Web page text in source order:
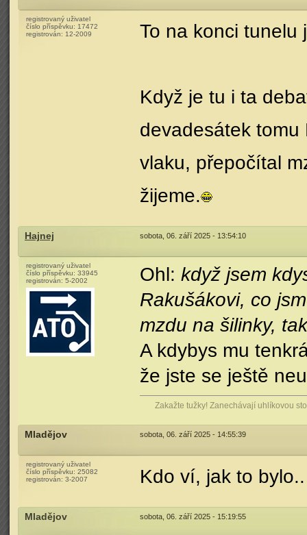
registrovaný uživatel
číslo příspěvku: 17472
registrován: 12-2009 To na konci tunelu
Když je tu i ta
devadesátek tomu
vlaku, přepočítal
žijeme.
Hajnej sobota, 06. září 2025 - 13:54:10
registrovaný uživatel
číslo příspěvku: 33945
registrován: 5-2002 Ohl: když jsem
Rakušákovi, co
mzdu na šilinky,
A kdybys mu
že jste se ještě
Zakažte tužky! Zanechávají uhlíkovou
Mladějov sobota, 06. září 2025 - 14:55:39
registrovaný uživatel
číslo příspěvku: 25082
registrován: 3-2007 Kdo ví, jak to bylo..
Mladějov sobota, 06. září 2025 - 15:19:55